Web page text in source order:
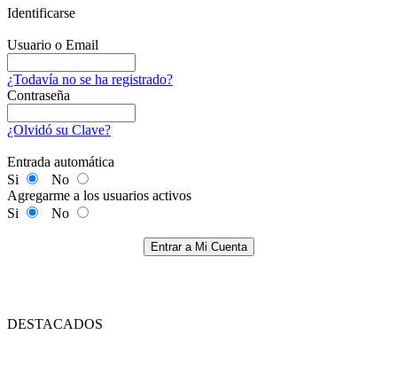
Identificarse
Usuario o Email
¿Todavía no se ha registrado?
Contraseña
¿Olvidó su Clave?
Entrada automática
Si
No
Agregarme a los usuarios activos
Si
No
Entrar a Mi Cuenta
DESTACADOS